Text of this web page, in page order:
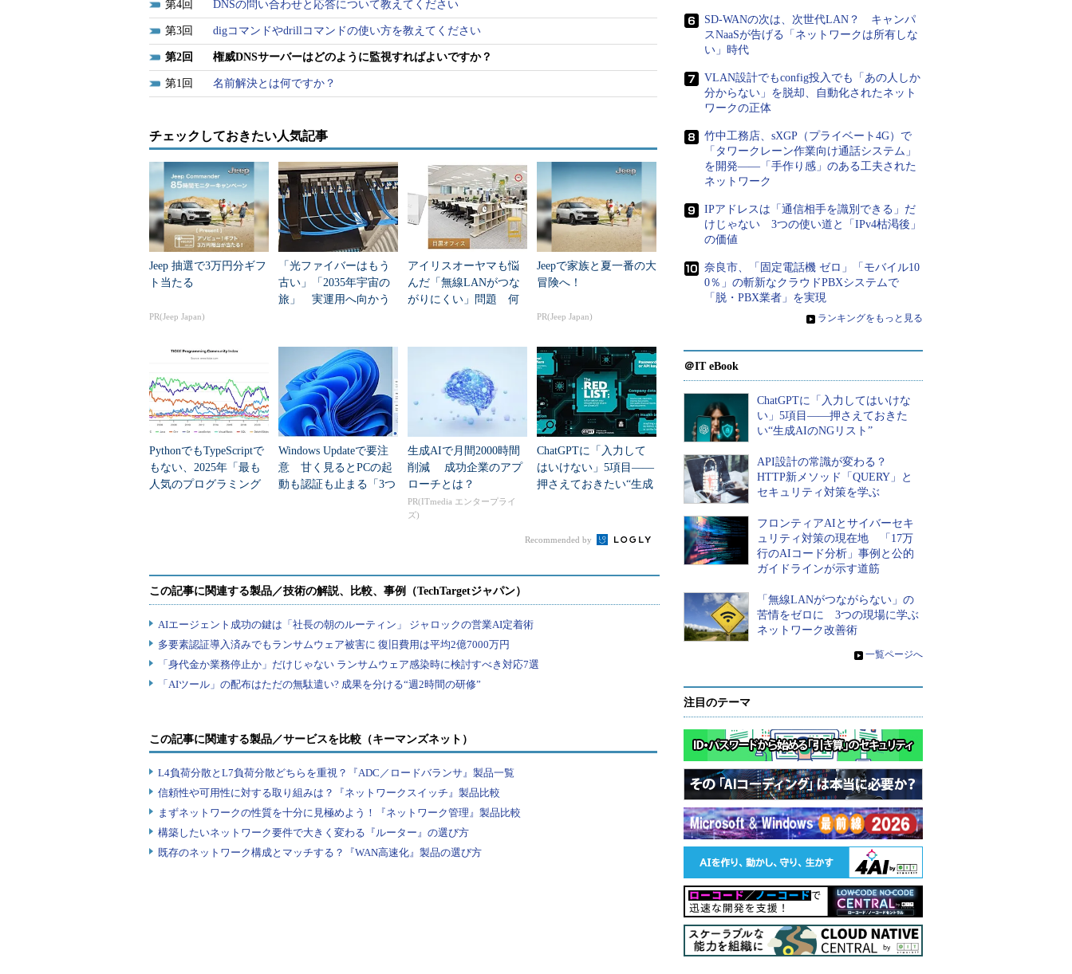
関連リンク
GitHub hedgehog DNS Statistics Presenter
https://github.com/dns-stats/hedgehog
hedgehogはICANNの運用するLルートサーバーで使われており、Lルートサーバーの統
関連リンク
L-Rootサーバーの統計Webサイト
http://hedgehog.dns.icann.org/
また、複数台の権威DNSサーバーを稼働させている場合には、ゾーン情報を更新した
際に、全てのセカンダリサーバーのゾーン情報も適切に更新されていることを確認する
ことが重要である。簡単な方法としては、プライマリサーバー、セカンダリサーバーの
ゾーン情報のSOAシリアルを定期的に比較することで、適切にゾーンが更新されている
ここでは、digコマンドを使って“.jp”の権威DNSサーバーであるa.dns.jpとb.dns.jpで.jpゾ
ーンのSOAシリアルが一致しているかを確認する例を示す。
$ dig +short +norec @a.dns.jp jp -t SOA
z.dns.jp. root.dns.jp. 1413990904 3600 900 1814400 900
→ SOA Serial値は 1413990904
$ dig +short +norec @b.dns.jp jp -t SOA
どちらとも同一の値であるため、a.dns.jpとb.dns.jpでゾーン情報が一致していることが
分かる。
坂口 智哉（さかぐち ともや）
所属：株式会社日本レジストリサービス（JPRS） システム部
2008年にJPRS入社。社内DNSサーバーの運用を行うとともに、JP DNSサーバ
著書・執筆：「実践DNS」（アスキーメディアワークス、2011年5月、民田雅
人、森下泰宏、坂口智哉共著）。2009年〜2010年「月刊ASCII.technologies」
（アスキーメディアワークス）の連載記事「正しく学ぶDNS」の一部執筆を担当。
4 DNSの問い合わせと応答について教えてください
3 digコマンドやdrillコマンドの使い方を教えてください
2 権威DNSサーバーはどのように監視すればよいですか？
1 名前解決とは何ですか？
チェックしておきたい人気記事
Jeep 抽選で3万円分ギフ
ト当たる
PR(Jeep Japan)
「光ファイバーはもう
古い」「2035年宇宙の
旅」 実運用へ向かう
アイリスオーヤマも悩
んだ「無線LANがつな
がりにくい」問題 何
Jeepで家族と夏一番の大
冒険へ！
PR(Jeep Japan)
PythonでもTypeScriptで
もない、2025年「最も
人気のプログラミング
Windows Updateで要注
意 甘く見るとPCの起
動も認証も止まる「3つ
生成AIで月間2000時間
削減 成功企業のアプ
ローチとは？
PR(ITmedia エンタープライ
ズ)
ChatGPTに「入力して
はいけない」5項目――
押さえておきたい“生成
Recommended by
この記事に関連する製品／サービスを比較（キーマンズネット）
L4負荷分散とL7負荷分散どちらを重視？『ADC／ロードバランサ』製品一覧
信頼性や可用性に対する取り組みは？『ネットワークスイッチ』製品比較
まずネットワークの性質を十分に見極めよう！『ネットワーク管理』製品比較
構築したいネットワーク要件で大きく変わる『ルーター』の選び方
既存のネットワーク構成とマッチする？『WAN高速化』製品の選び方
SD-WANの次は、次世代LAN？ キャンパ
スNaaSが告げる「ネットワークは所有しな
い」時代
VLAN設計でもconfig投入でも「あの人しか
分からない」を脱却、自動化されたネット
ワークの正体
竹中工務店、sXGP（プライベート4G）で
「タワークレーン作業向け通話システム」
を開発――「手作り感」のある工夫された
ネットワーク
IPアドレスは「通信相手を識別できる」だ
けじゃない 3つの使い道と「IPv4枯渇後」
の価値
奈良市、「固定電話機 ゼロ」「モバイル10
0％」の斬新なクラウドPBXシステムで
「脱・PBX業者」を実現
» ランキングをもっと見る
＠IT eBook
ChatGPTに「入力してはいけな
い」5項目――押さえておきた
い“生成AIのNGリスト”
API設計の常識が変わる？
HTTP新メソッド「QUERY」と
セキュリティ対策を学ぶ
フロンティアAIとサイバーセキ
ュリティ対策の現在地 「17万
行のAIコード分析」事例と公的
ガイドラインが示す道筋
「無線LANがつながらない」の
苦情をゼロに 3つの現場に学ぶ
ネットワーク改善術
» 一覧ページへ
注目のテーマ